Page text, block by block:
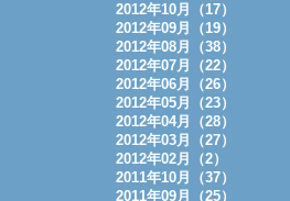
2012年10月（17）
2012年09月（19）
2012年08月（38）
2012年07月（22）
2012年06月（26）
2012年05月（23）
2012年04月（28）
2012年03月（27）
2012年02月（2）
2011年10月（37）
2011年09月（25）